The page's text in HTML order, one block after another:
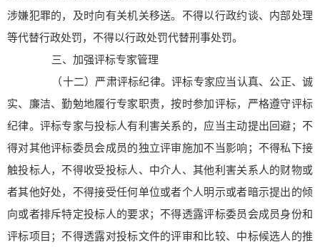
涉嫌犯罪的，及时向有关机关移送。不得以行政约谈、内部处理
等代替行政处罚，不得以行政处罚代替刑事处罚。
三、加强评标专家管理
（十二）严肃评标纪律。评标专家应当认真、公正、诚
实、廉洁、勤勉地履行专家职责，按时参加评标，严格遵守评标
纪律。评标专家与投标人有利害关系的，应当主动提出回避；不
得对其他评标委员会成员的独立评审施加不当影响；不得私下接
触投标人，不得收受投标人、中介人、其他利害关系人的财物或
者其他好处，不得接受任何单位或者个人明示或者暗示提出的倾
向或者排斥特定投标人的要求；不得透露评标委员会成员身份和
评标项目；不得透露对投标文件的评审和比较、中标候选人的推